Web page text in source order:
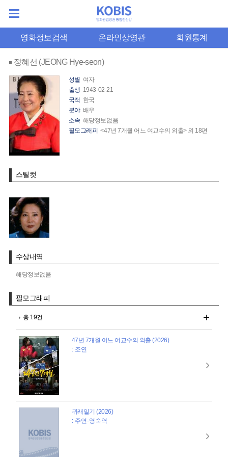
영화정보검색 온라인상영관 회원통계
정혜선 (JEONG Hye-seon)
성별 여자
출생 1943-02-21
국적 한국
분야 배우
소속 해당정보없음
필모그래피 <47년 7개월 어느 여교수의 외출> 외 18편
스틸컷
수상내역
해당정보없음
필모그래피
총 19건
47년 7개월 어느 여교수의 외출 (2026)
: 조연
귀래일기 (2026)
: 주연-영숙역